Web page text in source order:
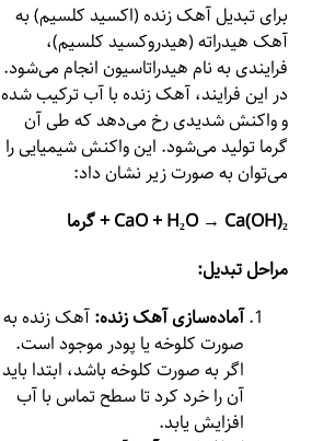
برای تبدیل آهک زنده (اکسید کلسیم) به
آهک هیدراته (هیدروکسید کلسیم)،
فرایندی به نام هیدراتاسیون انجام می‌شود.
در این فرایند، آهک زنده با آب ترکیب شده
و واکنش شدیدی رخ می‌دهد که طی آن
گرما تولید می‌شود. این واکنش شیمیایی را
می‌توان به صورت زیر نشان داد:
CaO + H₂O → Ca(OH)₂ + گرما
مراحل تبدیل:
آماده‌سازی آهک زنده:آهک زنده به
صورت کلوخه یا پودر موجود است.
اگر به صورت کلوخه باشد، ابتدا باید
آن را خرد کرد تا سطح تماس با آب
افزایش یابد.